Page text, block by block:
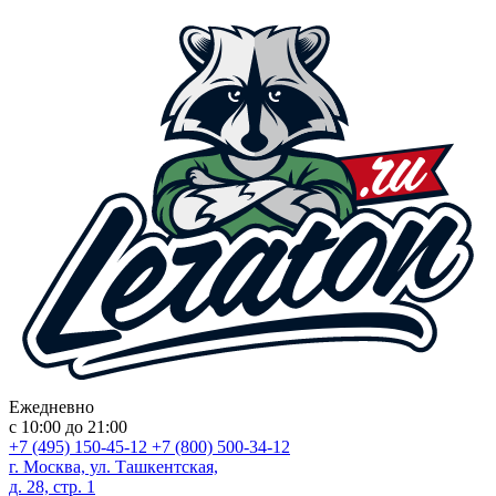
Ежедневно
с 10:00 до 21:00
+7 (495) 150-45-12 +7 (800) 500-34-12
г. Москва, ул. Ташкентская,
д. 28, стр. 1